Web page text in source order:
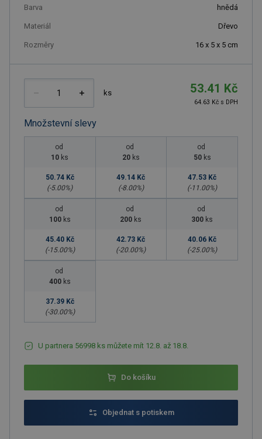
Barva hnědá
Materiál Dřevo
Rozměry 16 x 5 x 5 cm
ks 53.41 Kč
64.63 Kč s DPH
Množstevní slevy
od
10 ks
50.74 Kč
(-5.00%)
od
20 ks
49.14 Kč
(-8.00%)
od
50 ks
47.53 Kč
(-11.00%)
od
100 ks
45.40 Kč
(-15.00%)
od
200 ks
42.73 Kč
(-20.00%)
od
300 ks
40.06 Kč
(-25.00%)
od
400 ks
37.39 Kč
(-30.00%)
U partnera 56998 ks můžete mít 12.8. až 18.8.
Do košíku
Objednat s potiskem